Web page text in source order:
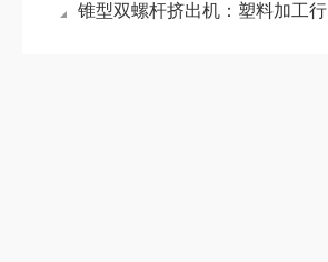
锥型双螺杆挤出机：塑料加工行业的核心设备